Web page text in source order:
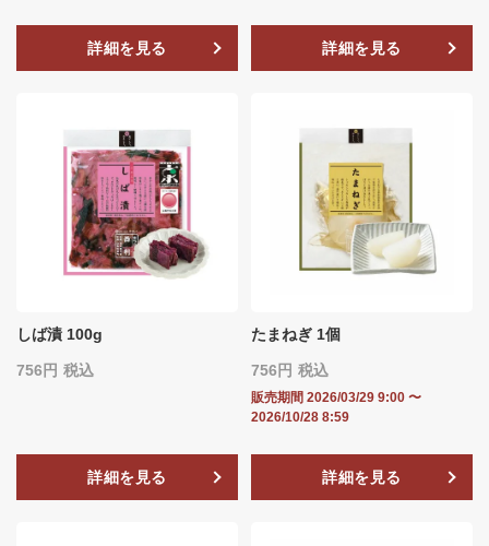
詳細を見る 詳細を見る
しば漬 100g
756 税込
詳細を見る
たまねぎ 1個
756 税込
販売期間 2026/03/29 9:00 〜
2026/10/28 8:59
詳細を見る